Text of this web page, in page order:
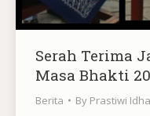
Serah Terima
Masa Bhakti
Berita By Prastiwi